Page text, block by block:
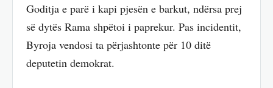
Goditja e parë i kapi pjesën e barkut, ndërsa prej
së dytës Rama shpëtoi i paprekur. Pas incidentit,
Byroja vendosi ta përjashtonte për 10 ditë
deputetin demokrat.